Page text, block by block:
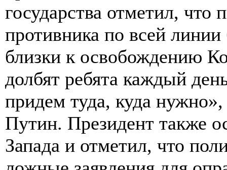
государства отметил, что
противника по всей
близки к освобождению
долбят ребята каждый
придем туда, куда
Путин. Президент также
Запада и отметил, что